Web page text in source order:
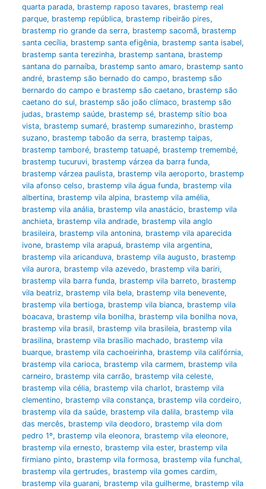
quarta parada, brastemp raposo tavares, brastemp real
parque, brastemp república, brastemp ribeirão pires,
brastemp rio grande da serra, brastemp sacomã, brastemp
santa cecília, brastemp santa efigênia, brastemp santa isabel,
brastemp santa terezinha, brastemp santana, brastemp
santana do parnaíba, brastemp santo amaro, brastemp santo
andré, brastemp são bernado do campo, brastemp são
bernardo do campo e brastemp são caetano, brastemp são
caetano do sul, brastemp são joão clímaco, brastemp são
judas, brastemp saúde, brastemp sé, brastemp sítio boa
vista, brastemp sumaré, brastemp sumarezinho, brastemp
suzano, brastemp taboão da serra, brastemp taipas,
brastemp tamboré, brastemp tatuapé, brastemp tremembé,
brastemp tucuruvi, brastemp várzea da barra funda,
brastemp várzea paulista, brastemp vila aeroporto, brastemp
vila afonso celso, brastemp vila água funda, brastemp vila
albertina, brastemp vila alpina, brastemp vila amélia,
brastemp vila anália, brastemp vila anastácio, brastemp vila
anchieta, brastemp vila andrade, brastemp vila anglo
brasileira, brastemp vila antonina, brastemp vila aparecida
ivone, brastemp vila arapuá, brastemp vila argentina,
brastemp vila aricanduva, brastemp vila augusto, brastemp
vila aurora, brastemp vila azevedo, brastemp vila bariri,
brastemp vila barra funda, brastemp vila barreto, brastemp
vila beatriz, brastemp vila bela, brastemp vila benevente,
brastemp vila bertioga, brastemp vila bianca, brastemp vila
boacava, brastemp vila bonilha, brastemp vila bonilha nova,
brastemp vila brasil, brastemp vila brasileia, brastemp vila
brasilina, brastemp vila brasílio machado, brastemp vila
buarque, brastemp vila cachoeirinha, brastemp vila califórnia,
brastemp vila carioca, brastemp vila carmem, brastemp vila
carneiro, brastemp vila carrão, brastemp vila celeste,
brastemp vila célia, brastemp vila charlot, brastemp vila
clementino, brastemp vila constança, brastemp vila cordeiro,
brastemp vila da saúde, brastemp vila dalila, brastemp vila
das mercês, brastemp vila deodoro, brastemp vila dom
pedro 1º, brastemp vila eleonora, brastemp vila eleonore,
brastemp vila ernesto, brastemp vila ester, brastemp vila
firmiano pinto, brastemp vila formosa, brastemp vila funchal,
brastemp vila gertrudes, brastemp vila gomes cardim,
brastemp vila guarani, brastemp vila guilherme, brastemp vila